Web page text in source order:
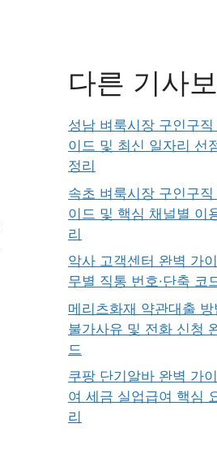
다른 기사
성남 벼룩시장 구인구
이드 및 최신 일자리 선
정리
속초 벼룩시장 구인구
이드 및 핵심 채널별 이
리
악사 고객센터 완벽 가
무별 직통 번호·단축 코
메리츠화재 약관대출
불가사유 및 전화 신청
드
쿠팡 단기알바 완벽 가
여 세금 실업급여 핵심
리